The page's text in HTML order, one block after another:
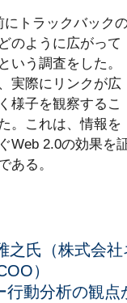
にトラックバック
のように広がって
いう調査をした。
実際にリンクが広
様子を観察するこ
。これは、情報を
Web 2.0の効果を
ある。
之氏（株式会
）
行動分析の観